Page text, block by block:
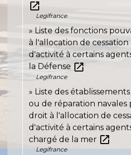
open_in_new
Legifrance
Liste des fonctions
à l'allocation de cessation
d'activité à certains
la Défense open_in_new
Legifrance
Liste des
ou de réparation
droit à l'allocation de
d'activité à certains
chargé de la mer open_in_new
Legifrance